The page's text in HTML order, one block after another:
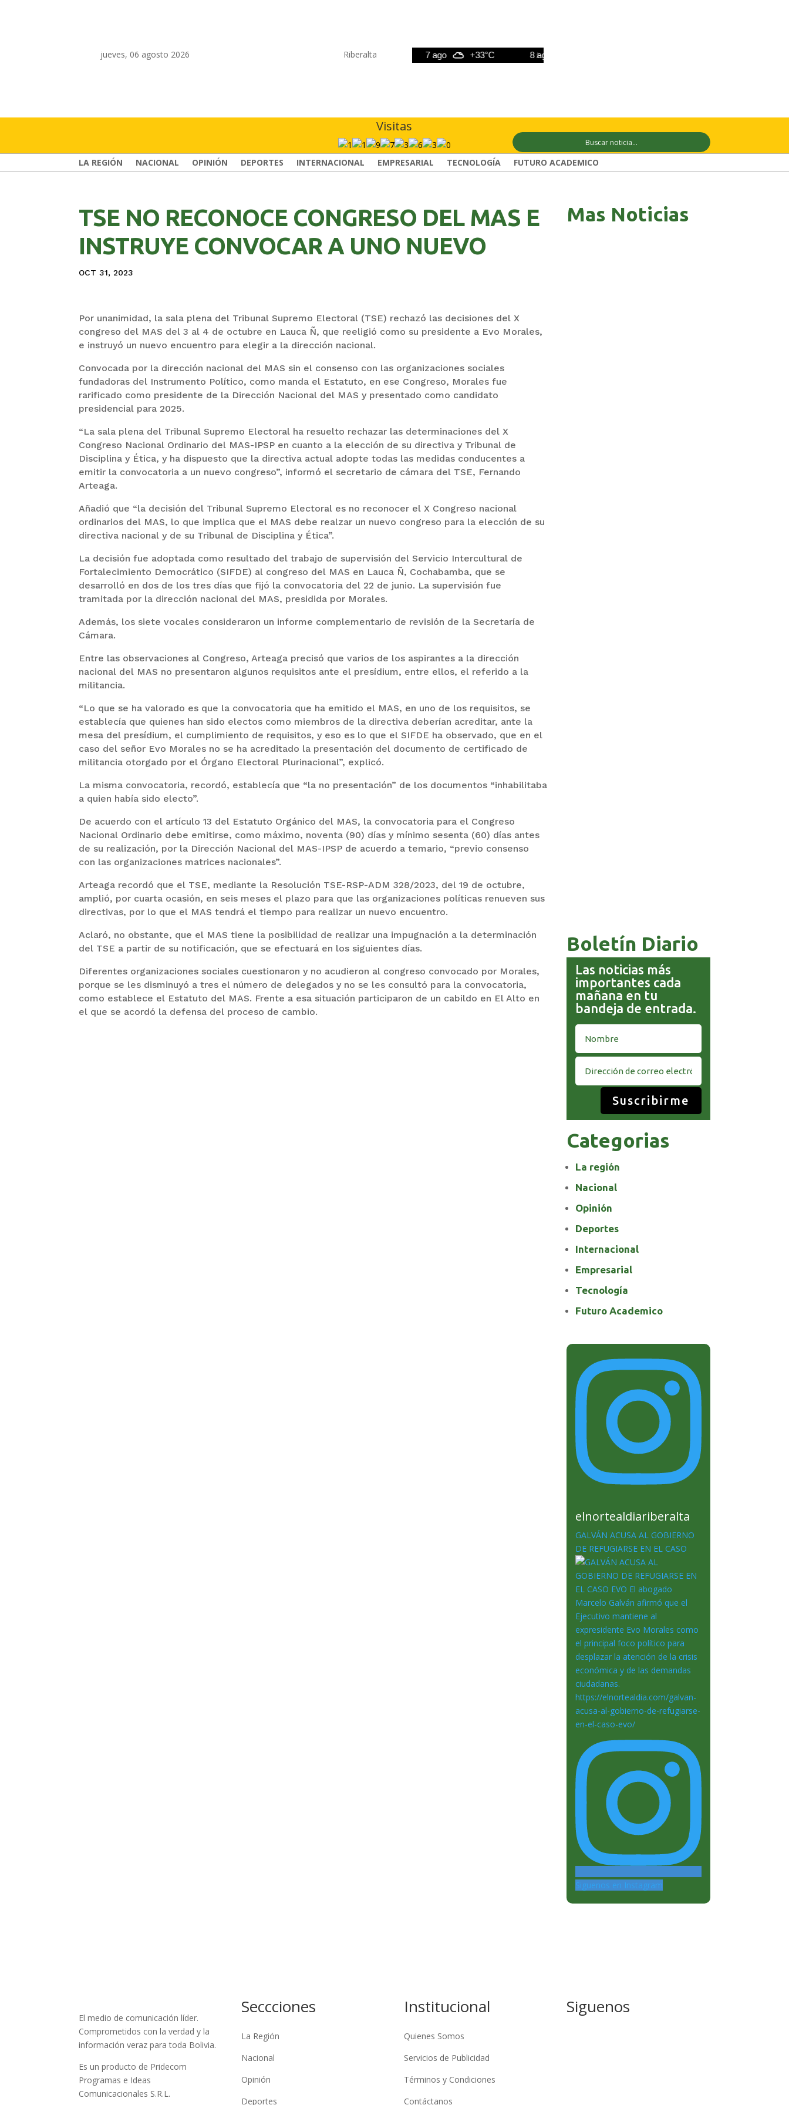
jueves, 06 agosto 2026 Riberalta
+33°C 7 ago +33°C 8 ago
Visitas
LA REGIÓN NACIONAL OPINIÓN DEPORTES INTERNACIONAL EMPRESARIAL TECNOLOGÍA FUTURO ACADEMICO
TSE NO RECONOCE CONGRESO DEL MAS E
INSTRUYE CONVOCAR A UNO NUEVO
OCT 31, 2023
Por unanimidad, la sala plena del Tribunal Supremo Electoral (TSE) rechazó las decisiones del X
congreso del MAS del 3 al 4 de octubre en Lauca Ñ, que reeligió como su presidente a Evo Morales,
e instruyó un nuevo encuentro para elegir a la dirección nacional.
Convocada por la dirección nacional del MAS sin el consenso con las organizaciones sociales
fundadoras del Instrumento Político, como manda el Estatuto, en ese Congreso, Morales fue
rarificado como presidente de la Dirección Nacional del MAS y presentado como candidato
presidencial para 2025.
“La sala plena del Tribunal Supremo Electoral ha resuelto rechazar las determinaciones del X
Congreso Nacional Ordinario del MAS-IPSP en cuanto a la elección de su directiva y Tribunal de
Disciplina y Ética, y ha dispuesto que la directiva actual adopte todas las medidas conducentes a
emitir la convocatoria a un nuevo congreso”, informó el secretario de cámara del TSE, Fernando
Arteaga.
Añadió que “la decisión del Tribunal Supremo Electoral es no reconocer el X Congreso nacional
ordinarios del MAS, lo que implica que el MAS debe realzar un nuevo congreso para la elección de su
directiva nacional y de su Tribunal de Disciplina y Ética”.
La decisión fue adoptada como resultado del trabajo de supervisión del Servicio Intercultural de
Fortalecimiento Democrático (SIFDE) al congreso del MAS en Lauca Ñ, Cochabamba, que se
desarrolló en dos de los tres días que fijó la convocatoria del 22 de junio. La supervisión fue
tramitada por la dirección nacional del MAS, presidida por Morales.
Además, los siete vocales consideraron un informe complementario de revisión de la Secretaría de
Cámara.
Entre las observaciones al Congreso, Arteaga precisó que varios de los aspirantes a la dirección
nacional del MAS no presentaron algunos requisitos ante el presídium, entre ellos, el referido a la
militancia.
“Lo que se ha valorado es que la convocatoria que ha emitido el MAS, en uno de los requisitos, se
establecía que quienes han sido electos como miembros de la directiva deberían acreditar, ante la
mesa del presídium, el cumplimiento de requisitos, y eso es lo que el SIFDE ha observado, que en el
caso del señor Evo Morales no se ha acreditado la presentación del documento de certificado de
militancia otorgado por el Órgano Electoral Plurinacional”, explicó.
La misma convocatoria, recordó, establecía que “la no presentación” de los documentos “inhabilitaba
a quien había sido electo”.
De acuerdo con el artículo 13 del Estatuto Orgánico del MAS, la convocatoria para el Congreso
Nacional Ordinario debe emitirse, como máximo, noventa (90) días y mínimo sesenta (60) días antes
de su realización, por la Dirección Nacional del MAS-IPSP de acuerdo a temario, “previo consenso
con las organizaciones matrices nacionales”.
Arteaga recordó que el TSE, mediante la Resolución TSE-RSP-ADM 328/2023, del 19 de octubre,
amplió, por cuarta ocasión, en seis meses el plazo para que las organizaciones políticas renueven sus
directivas, por lo que el MAS tendrá el tiempo para realizar un nuevo encuentro.
Aclaró, no obstante, que el MAS tiene la posibilidad de realizar una impugnación a la determinación
del TSE a partir de su notificación, que se efectuará en los siguientes días.
Diferentes organizaciones sociales cuestionaron y no acudieron al congreso convocado por Morales,
porque se les disminuyó a tres el número de delegados y no se les consultó para la convocatoria,
como establece el Estatuto del MAS. Frente a esa situación participaron de un cabildo en El Alto en
el que se acordó la defensa del proceso de cambio.
Mas Noticias
Boletín Diario
Las noticias más
importantes cada
mañana en tu
bandeja de entrada.
Suscribirme
Categorias
La región
Nacional
Opinión
Deportes
Internacional
Empresarial
Tecnología
Futuro Academico
elnortealdiariberalta
GALVÁN ACUSA AL GOBIERNO
DE REFUGIARSE EN EL CASO
Siguenos en Instagram
El medio de comunicación líder.
Comprometidos con la verdad y la
información veraz para toda Bolivia.
Es un producto de Pridecom
Programas e Ideas
Comunicacionales S.R.L.
Seccciones
La Región
Nacional
Opinión
Deportes
Institucional
Quienes Somos
Servicios de Publicidad
Términos y Condiciones
Contáctanos
Siguenos